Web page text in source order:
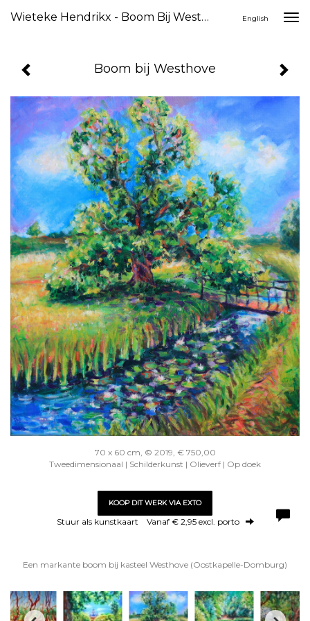
Wieteke Hendrikx - Boom Bij Westhove English
Boom bij Westhove
70 x 60 cm, © 2019, € 750,00
Tweedimensionaal | Schilderkunst | Olieverf | Op doek
KOOP DIT WERK VIA EXTO
Stuur als kunstkaart Vanaf € 2,95 excl. porto
Een markante boom bij kasteel Westhove (Oostkapelle-Domburg)